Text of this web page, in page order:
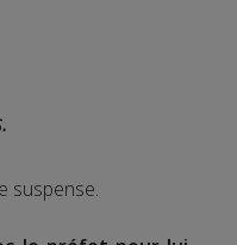
suspense.